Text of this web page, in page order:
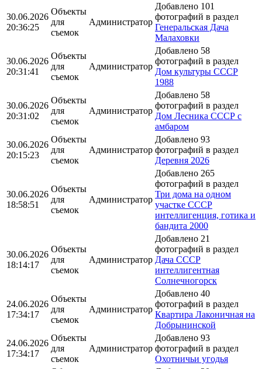
30.06.2026
20:36:25
Объекты
для
съемок
Администратор
Добавлено 101
фотографий в раздел
Генеральская Дача
Малаховки
30.06.2026
20:31:41
Объекты
для
съемок
Администратор
Добавлено 58
фотографий в раздел
Дом культуры СССР
1988
30.06.2026
20:31:02
Объекты
для
съемок
Администратор
Добавлено 58
фотографий в раздел
Дом Лесника СССР с
амбаром
30.06.2026
20:15:23
Объекты
для
съемок
Администратор
Добавлено 93
фотографий в раздел
Деревня 2026
30.06.2026
18:58:51
Объекты
для
съемок
Администратор
Добавлено 265
фотографий в раздел
Три дома на одном
участке СССР
интеллигенция, готика и
бандита 2000
30.06.2026
18:14:17
Объекты
для
съемок
Администратор
Добавлено 21
фотографий в раздел
Дача СССР
интеллигентная
Солнечногорск
24.06.2026
17:34:17
Объекты
для
съемок
Администратор
Добавлено 40
фотографий в раздел
Квартира Лаконичная на
Добрынинской
24.06.2026
17:34:17
Объекты
для
съемок
Администратор
Добавлено 93
фотографий в раздел
Охотничьи угодья